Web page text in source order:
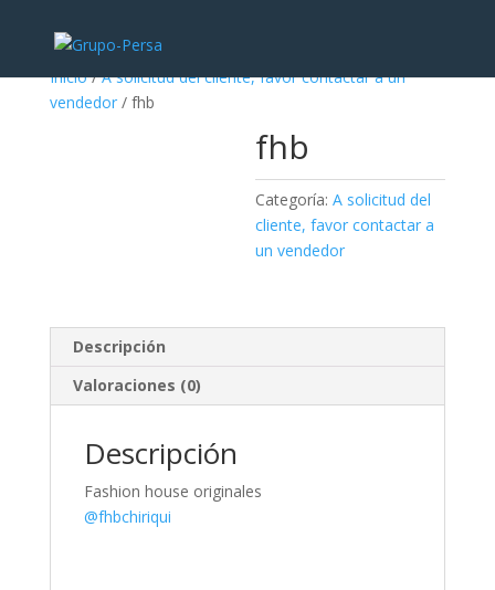
Inicio/A solicitud del cliente, favor contactar a un
vendedor/ fhb
fhb
Categoría:A solicitud del
cliente, favor contactar a
un vendedor
Descripción
Valoraciones (0)
Descripción
Fashion house originales
@fhbchiriqui